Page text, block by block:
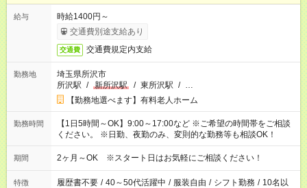
給与
時給1400円～
交通費別途支給あり
交通費 交通費規定内支給
勤務地
埼玉県所沢市
所沢駅 / 新所沢駅 / 東所沢駅 / …
【勤務地選べます】有料老人ホーム
勤務時間
【1日5時間～OK】9:00～17:00など ※ご希望の時間帯をご相談
ください。 ※日勤、夜勤のみ、変則的な勤務等も相談OK！
期間 2ヶ月～OK ※スタート日はお気軽にご相談ください！
特徴 履歴書不要 / 40～50代活躍中 / 服装自由 / シフト勤務 / 10名以